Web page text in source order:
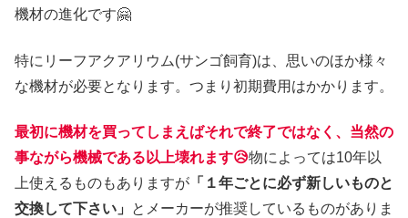
機材の進化です🤗
特にリーフアクアリウム(サンゴ飼育)は、思いのほか様々
な機材が必要となります。つまり初期費用はかかります。
最初に機材を買ってしまえばそれで終了ではなく、当然の
事ながら機械である以上壊れます😥物によっては10年以
上使えるものもありますが 「１年ごとに必ず新しいものと
交換して下さい」
とメーカーが推奨しているものがありま